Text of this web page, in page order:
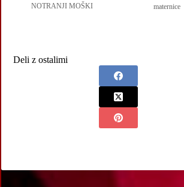
NOTRANJI MOŠKI
maternice
Deli z ostalimi